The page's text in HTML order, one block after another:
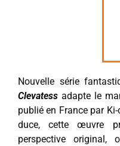
Nouvelle série
Clevatess adapte le
publié en France par
duce, cette œuvre
perspective